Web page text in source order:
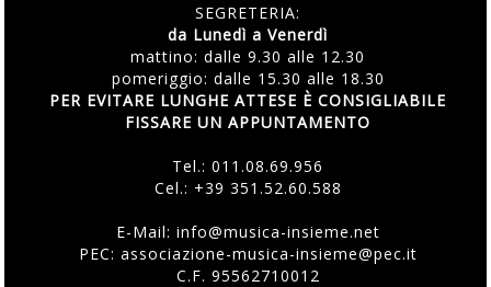
SEGRETERIA:
da Lunedì a Venerdì
mattino: dalle 9.30 alle 12.30
pomeriggio: dalle 15.30 alle 18.30
PER EVITARE LUNGHE ATTESE È CONSIGLIABILE
FISSARE UN APPUNTAMENTO
Tel.:011.08.69.956
Cel.: +39 351.52.60.588
E-Mail: info@musica-insieme.net
PEC: associazione-musica-insieme@pec.it
C.F. 95562710012